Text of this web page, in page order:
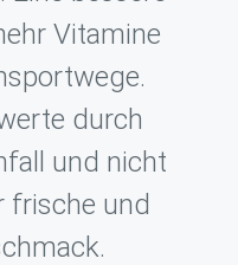
Vitamine
durch
und nicht
frische und